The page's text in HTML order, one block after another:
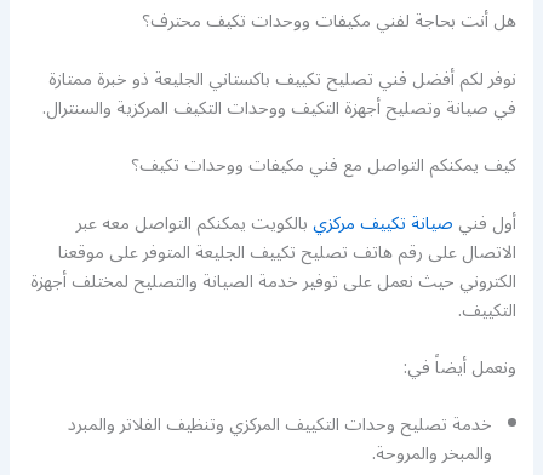
هل أنت بحاجة لفني مكيفات ووحدات تكيف محترف؟
نوفر لكم أفضل فني تصليح تكييف باكستاني الجليعة ذو خبرة ممتازة
في صيانة وتصليح أجهزة التكيف ووحدات التكيف المركزية والسنترال.
كيف يمكنكم التواصل مع فني مكيفات ووحدات تكيف؟
أول فنيصيانة تكييف مركزيبالكويت يمكنكم التواصل معه عبر
الاتصال على رقم هاتف تصليح تكييف الجليعة المتوفر على موقعنا
الكتروني حيث نعمل على توفير خدمة الصيانة والتصليح لمختلف أجهزة
التكييف.
ونعمل أيضاً في:
خدمة تصليح وحدات التكييف المركزي وتنظيف الفلاتر والمبرد
والمبخر والمروحة.